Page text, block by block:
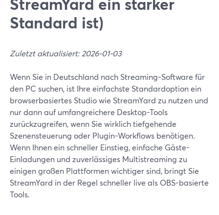
Standard ist)
Zuletzt aktualisiert: 2026-01-03
Wenn Sie in Deutschland nach Streaming-Software für
den PC suchen, ist Ihre einfachste Standardoption ein
browserbasiertes Studio wie StreamYard zu nutzen und
nur dann auf umfangreichere Desktop-Tools
zurückzugreifen, wenn Sie wirklich tiefgehende
Szenensteuerung oder Plugin-Workflows benötigen.
Wenn Ihnen ein schneller Einstieg, einfache Gäste-
Einladungen und zuverlässiges Multistreaming zu
einigen großen Plattformen wichtiger sind, bringt Sie
StreamYard in der Regel schneller live als OBS-basierte
Tools.